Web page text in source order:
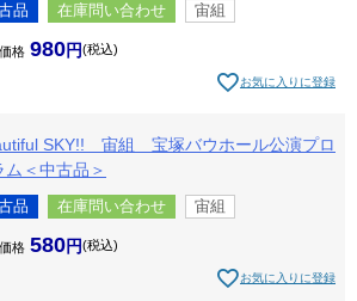
品 在庫問い合わせ 宙組
格 980 税込
お気に入りに登録
SKY!! 宙組 宝塚バウホール公演プロ
ム＜中古品＞
品 在庫問い合わせ 宙組
格 580 税込
お気に入りに登録